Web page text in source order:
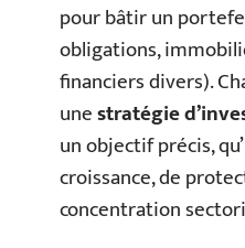
pour bâtir un
obligations,
financiers divers).
unestratégie
un objectif précis,
croissance, de
concentration